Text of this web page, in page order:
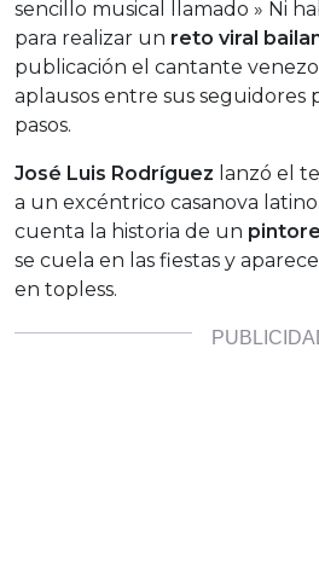
sencillo musical llamado » Ni
para realizar un reto viral
publicación el cantante
aplausos entre sus seguidores
pasos.
José Luis Rodríguez lanzó el
a un excéntrico casanova
cuenta la historia de un
se cuela en las fiestas y
en topless.